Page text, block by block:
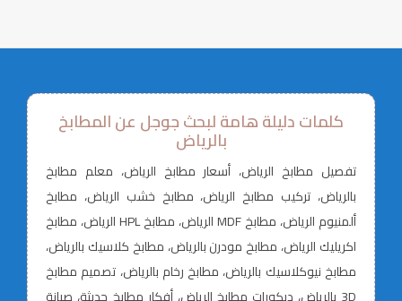
كلمات دليلة هامة لبحث جوجل عن المطابخ
بالرياض
تفصيل مطابخ الرياض، أسعار مطابخ الرياض، معلم مطابخ
بالرياض، تركيب مطابخ الرياض، مطابخ خشب الرياض، مطابخ
ألمنيوم الرياض، مطابخ MDF الرياض، مطابخ HPL الرياض، مطابخ
اكريليك الرياض، مطابخ مودرن بالرياض، مطابخ كلاسيك بالرياض،
مطابخ نيوكلاسيك بالرياض، مطابخ رخام بالرياض، تصميم مطابخ